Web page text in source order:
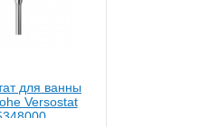
для ванны
Versostat